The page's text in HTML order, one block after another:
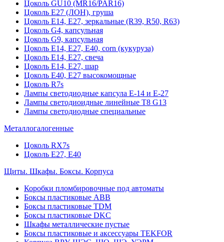
Цоколь GU10 (MR16/PAR16)
Цоколь Е27 (ЛОН), груша
Цоколь Е14, Е27, зеркальные (R39, R50, R63)
Цоколь G4, капсульная
Цоколь G9, капсульная
Цоколь Е14, Е27, Е40, corn (кукуруза)
Цоколь Е14, Е27, свеча
Цоколь Е14, Е27, шар
Цоколь Е40, Е27 высокомощные
Цоколь R7s
Лампы светодиодные капсула Е-14 и Е-27
Лампы светодиоидные линейные T8 G13
Лампы светодиодные специальные
Металлогалогенные
Цоколь RX7s
Цоколь Е27, E40
Щиты. Шкафы. Боксы. Корпуса
Коробки пломбировочные под автоматы
Боксы пластиковые ABB
Боксы пластиковые TDM
Боксы пластиковые DKC
Шкафы металлические пустые
Боксы пластиковые и аксессуары TEKFOR